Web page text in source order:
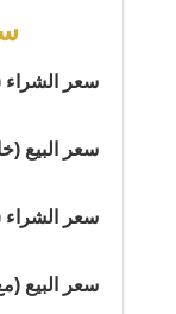
سعر الشراء
سعر البيع
سعر الشراء
سعر البيع (مع